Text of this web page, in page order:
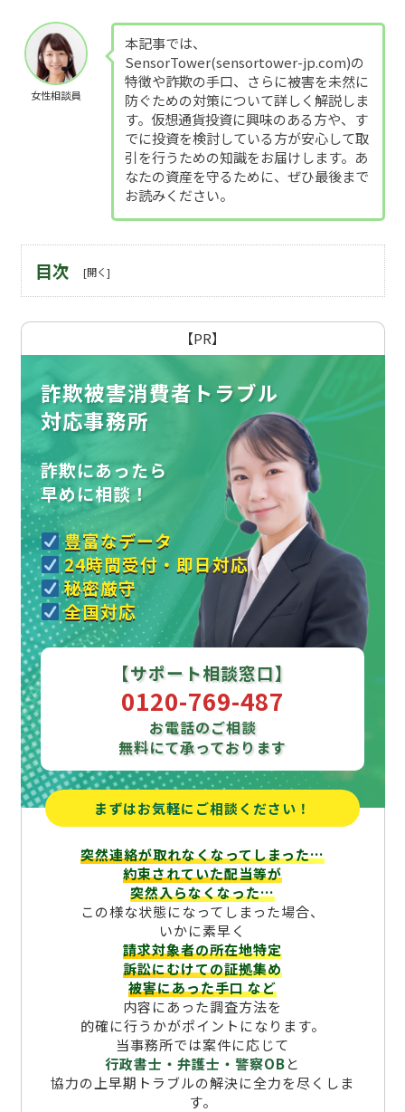
女性相談員
本記事では、
SensorTower(sensortower-jp.com)の
特徴や詐欺の手口、さらに被害を未然に
防ぐための対策について詳しく解説しま
す。仮想通貨投資に興味のある方や、す
でに投資を検討している方が安心して取
引を行うための知識をお届けします。あ
なたの資産を守るために、ぜひ最後まで
お読みください。
目次
【PR】
詐欺被害消費者トラブル
対応事務所
詐欺にあったら
早めに相談！
豊富なデータ
24時間受付・即日対応
秘密厳守
全国対応
【サポート相談窓口】
0120-769-487
お電話のご相談
無料にて承っております
まずはお気軽にご相談ください！
突然連絡が取れなくなってしまった…
約束されていた配当等が
突然入らなくなった…
この様な状態になってしまった場合、
いかに素早く
請求対象者の所在地特定
訴訟にむけての証拠集め
被害にあった手口など
内容にあった調査方法を
的確に行うかがポイントになります。
当事務所では案件に応じて
行政書士・弁護士・警察OBと
協力の上早期トラブルの解決に全力を尽くしま
す。